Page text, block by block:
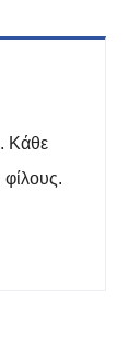
Κάθε
φίλους.